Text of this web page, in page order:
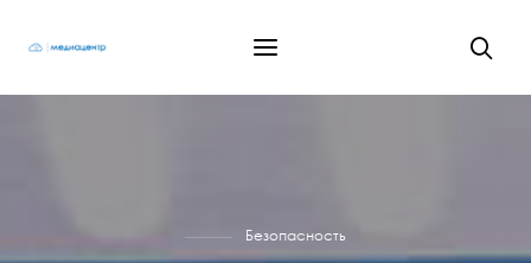
Безопасность